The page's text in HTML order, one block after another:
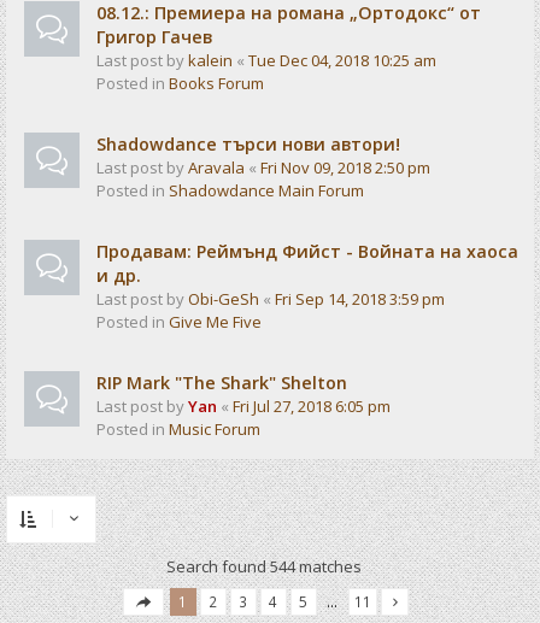
08.12.: Премиера на романа „Ортодокс“ от
Григор Гачев
Last post bykalein « Tue Dec 04, 2018 10:25 am
Posted in Books Forum
Shadowdance търси нови автори!
Last post byAravala « Fri Nov 09, 2018 2:50 pm
Posted in Shadowdance Main Forum
Продавам: Реймънд Фийст - Войната на хаоса
и др.
Last post byObi-GeSh « Fri Sep 14, 2018 3:59 pm
Posted in Give Me Five
RIP Mark "The Shark" Shelton
Last post byYan « Fri Jul 27, 2018 6:05 pm
Posted in Music Forum
Search found 544 matches
1 2 3 4 5 … 11